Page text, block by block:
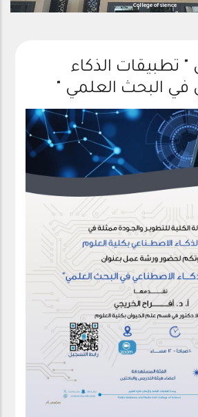
College of sience
تطبيقات الذكاء
في البحث العلمي "